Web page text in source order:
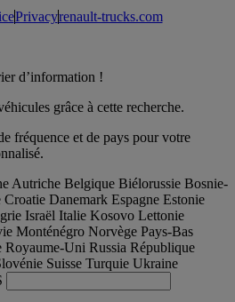
Privacyrenault-trucks.com
d’information !
grâce à cette recherche.
fréquence et de pays pour votre
Autriche Belgique Biélorussie Bosnie-
Croatie Danemark Espagne Estonie
Israël Italie Kosovo Lettonie
Monténégro Norvège Pays-Bas
Royaume-Uni Russia République
Suisse Turquie Ukraine